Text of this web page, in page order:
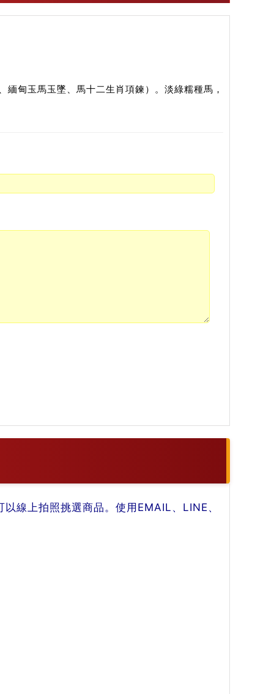
甸玉馬玉墜、馬十二生肖項鍊）。淡綠糯種馬，
線上拍照挑選商品。使用EMAIL、LINE、